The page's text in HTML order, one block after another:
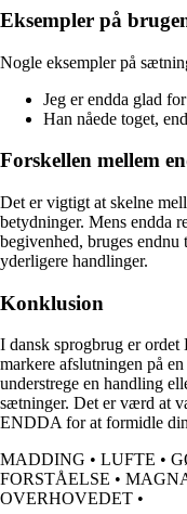
Eksempler på
Nogle eksempler på
Jeg er endda glad
Han nåede toget,
Forskellen mellem
Det er vigtigt at skelne
betydninger. Mens endda
begivenhed, bruges
yderligere handlinger.
Konklusion
I dansk sprogbrug er
markere afslutningen på
understrege en handling
sætninger. Det er værd at
ENDDA for at formidle
MADDING • LUFTE •
FORSTÅELSE •
OVERHOVEDET •